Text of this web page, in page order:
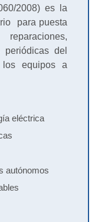
2008) es la
para puesta
periódicas del
los equipos a
eléctrica
autónomos